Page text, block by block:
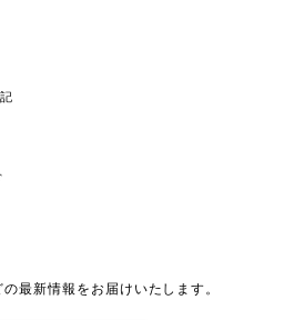
最新情報をお届けいたします。